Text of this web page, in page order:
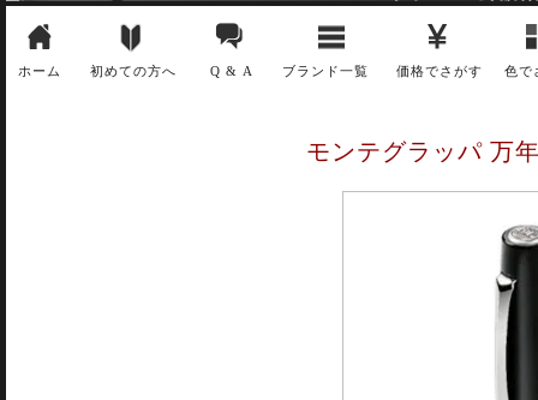
ホーム 初めての方へ Q & A ブランド一覧 価格でさがす 色で
モンテグラッパ 万